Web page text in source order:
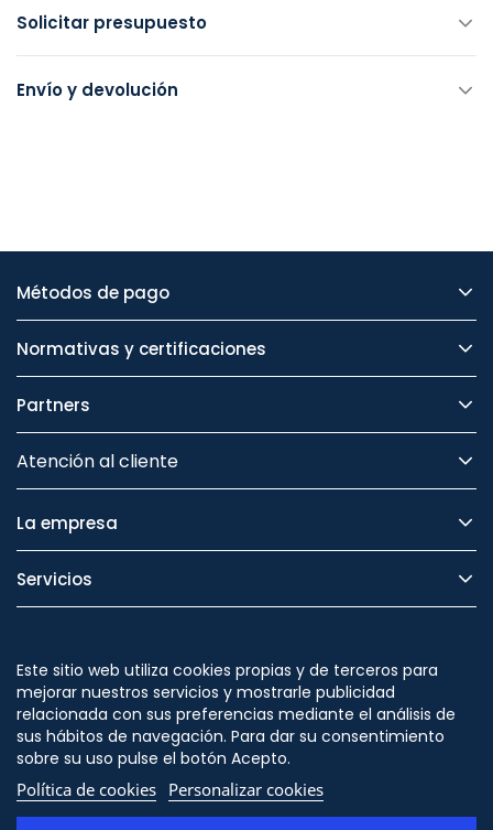
Solicitar presupuesto
Envío y devolución
Métodos de pago
Normativas y certificaciones
Partners
Atención al cliente
La empresa
Servicios
Seguridad
Este sitio web utiliza cookies propias y de terceros para
mejorar nuestros servicios y mostrarle publicidad
relacionada con sus preferencias mediante el análisis de
sus hábitos de navegación. Para dar su consentimiento
sobre su uso pulse el botón Acepto.
Política de cookies Personalizar cookies
Síguenos en